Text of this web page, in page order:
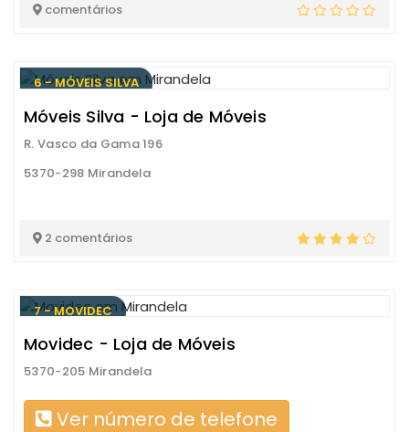
comentários
6 - MÓVEIS SILVA
Móveis Silva - Loja de Móveis
R. Vasco da Gama 196
5370-298 Mirandela
2 comentários
7 - MOVIDEC
Movidec - Loja de Móveis
5370-205 Mirandela
Ver número de telefone